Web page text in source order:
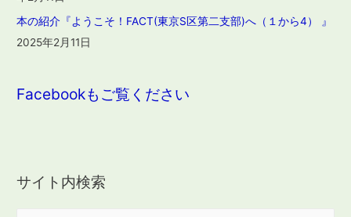
本の紹介『ようこそ！FACT(東京S区第二支部)へ（１から4） 』
2025年2月11日
Facebookもご覧ください
サイト内検索